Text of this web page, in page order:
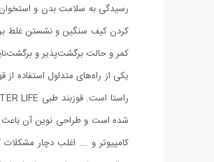
رسیدگی به سلامت بدن و
کردن کیف سنگین و نشستن غلط
کمر و حالت برگشت‌پذیر و
یکی از راه‌های متداول استفاده
شده است و طراحی نوین آن باعث